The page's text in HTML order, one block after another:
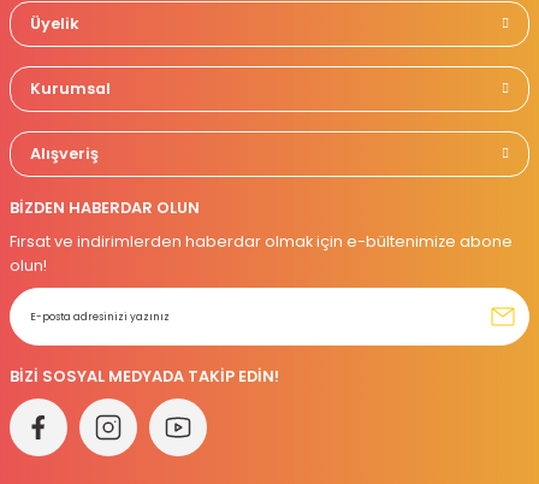
Üyelik
Kurumsal
Alışveriş
BİZDEN HABERDAR OLUN
Fırsat ve indirimlerden haberdar olmak için e-bültenimize abone
olun!
BİZİ SOSYAL MEDYADA TAKİP EDİN!